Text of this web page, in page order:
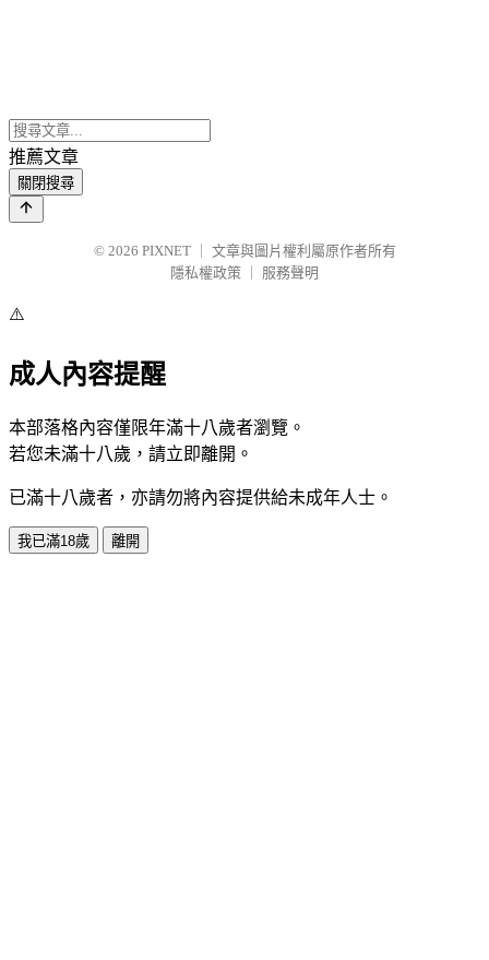
推薦文章
關閉搜尋
© 2026 PIXNET
文章與圖片權利屬原作者所有
隱私權政策
服務聲明
⚠️
成人內容提醒
本部落格內容僅限年滿十八歲者瀏覽。
若您未滿十八歲，請立即離開。
已滿十八歲者，亦請勿將內容提供給未成年人士。
我已滿18歲 離開